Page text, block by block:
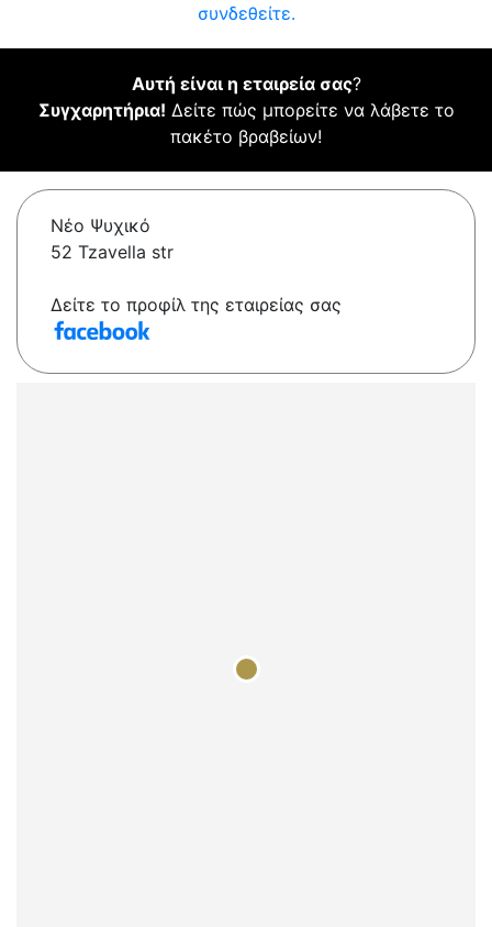
συνδεθείτε.
Αυτή είναι η εταιρεία σας?
Συγχαρητήρια! Δείτε πώς μπορείτε να λάβετε το
πακέτο βραβείων!
Νέο Ψυχικό
52 Tzavella str
Δείτε το προφίλ της εταιρείας σας